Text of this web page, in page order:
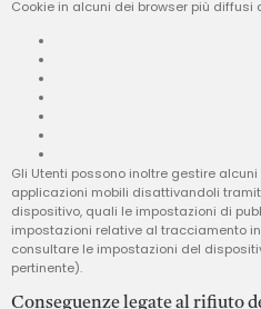
Cookie in alcuni dei browser più diffusi
Gli Utenti possono inoltre gestire
applicazioni mobili disattivandoli
dispositivo, quali le impostazioni di
impostazioni relative al tracciamento
consultare le impostazioni del
pertinente).
Conseguenze legate al rifiuto